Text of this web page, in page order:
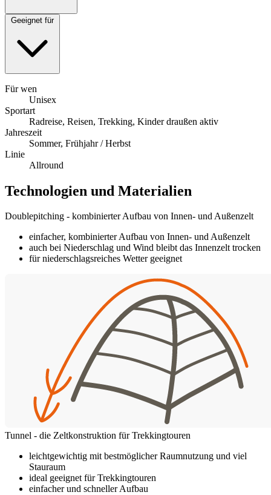
Geeignet für
Für wen
Unisex
Sportart
Radreise, Reisen, Trekking, Kinder draußen aktiv
Jahreszeit
Sommer, Frühjahr / Herbst
Linie
Allround
Technologien und Materialien
Doublepitching - kombinierter Aufbau von Innen- und Außenzelt
einfacher, kombinierter Aufbau von Innen- und Außenzelt
auch bei Niederschlag und Wind bleibt das Innenzelt trocken
für niederschlagsreiches Wetter geeignet
Tunnel - die Zeltkonstruktion für Trekkingtouren
leichtgewichtig mit bestmöglicher Raumnutzung und viel
Stauraum
ideal geeignet für Trekkingtouren
einfacher und schneller Aufbau